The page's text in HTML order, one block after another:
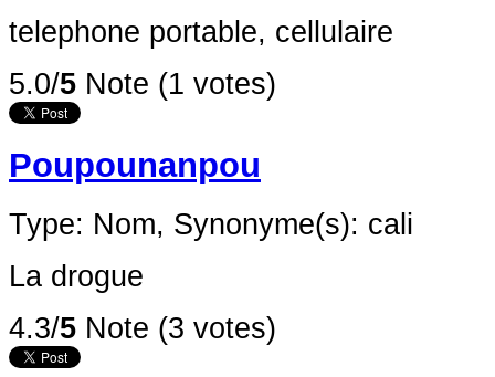
telephone portable, cellulaire
5.0/5 Note (1 votes)
Poupounanpou
Type: Nom, Synonyme(s): cali
La drogue
4.3/5 Note (3 votes)